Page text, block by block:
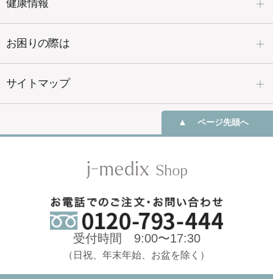
健康情報
お困りの際は
サイトマップ
ページ先頭へ
受付時間 9:00〜17:30
（日祝、年末年始、お盆を除く）